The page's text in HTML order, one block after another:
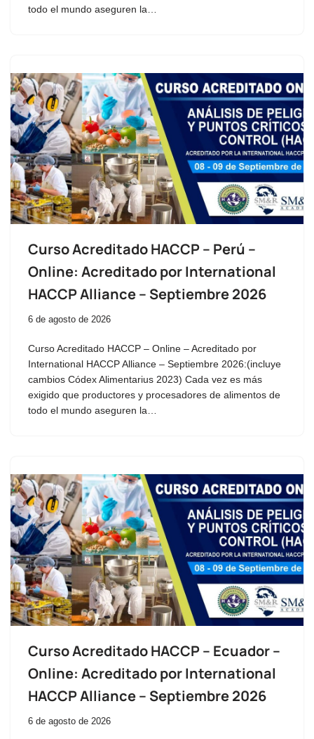
todo el mundo aseguren la…
Curso Acreditado HACCP – Perú –
Online: Acreditado por International
HACCP Alliance – Septiembre 2026
6 de agosto de 2026
Curso Acreditado HACCP – Online – Acreditado por
International HACCP Alliance – Septiembre 2026:(incluye
cambios Códex Alimentarius 2023) Cada vez es más
exigido que productores y procesadores de alimentos de
todo el mundo aseguren la…
Curso Acreditado HACCP – Ecuador –
Online: Acreditado por International
HACCP Alliance – Septiembre 2026
6 de agosto de 2026